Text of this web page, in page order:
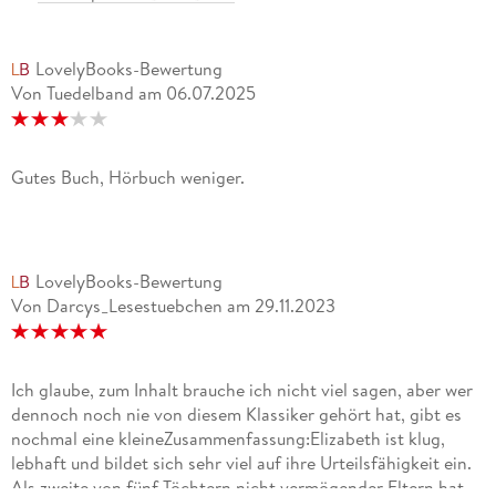
LovelyBooks-Bewertung
Von Tuedelband am 06.07.2025
Gutes Buch, Hörbuch weniger.
LovelyBooks-Bewertung
Von Darcys_Lesestuebchen am 29.11.2023
Ich glaube, zum Inhalt brauche ich nicht viel sagen, aber wer
dennoch noch nie von diesem Klassiker gehört hat, gibt es
nochmal eine kleineZusammenfassung:Elizabeth ist klug,
lebhaft und bildet sich sehr viel auf ihre Urteilsfähigkeit ein.
Als zweite von fünf Töchtern nicht vermögender Eltern hat